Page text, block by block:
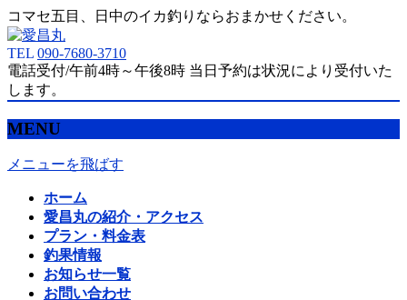
コマセ五目、日中のイカ釣りならおまかせください。
TEL 090-7680-3710
電話受付/午前4時～午後8時 当日予約は状況により受付いた
します。
MENU
メニューを飛ばす
ホーム
愛昌丸の紹介・アクセス
プラン・料金表
釣果情報
お知らせ一覧
お問い合わせ